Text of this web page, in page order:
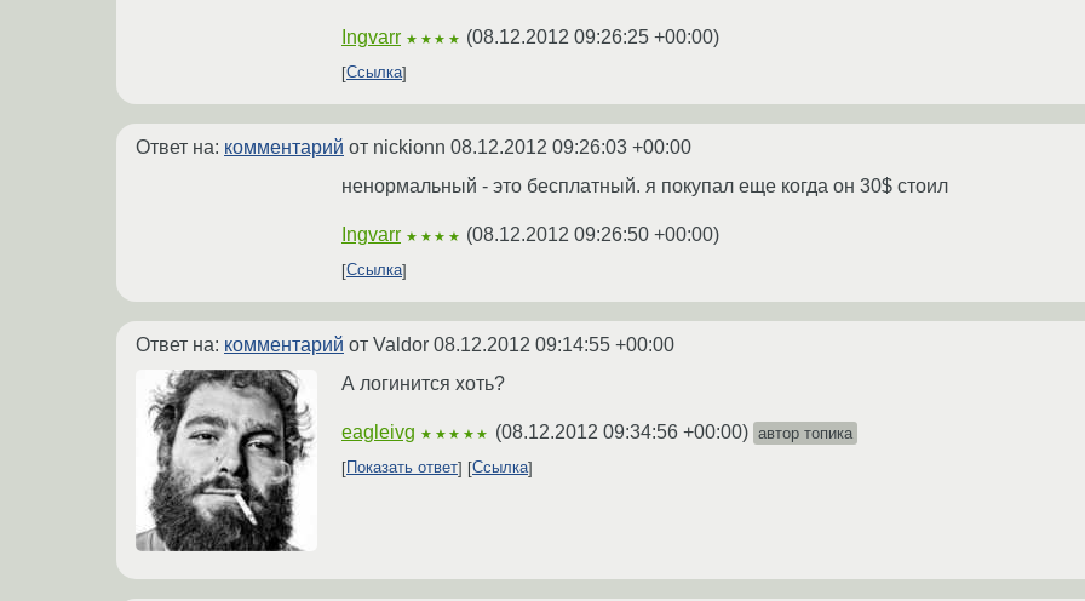
Ingvarr ★★★★ (08.12.2012 09:26:25 +00:00)
Ссылка
Ответ на: комментарий от nickionn 08.12.2012 09:26:03 +00:00
ненормальный - это бесплатный. я покупал еще когда он 30$ стоил
Ingvarr ★★★★ (08.12.2012 09:26:50 +00:00)
Ссылка
Ответ на: комментарий от Valdor 08.12.2012 09:14:55 +00:00
А логинится хоть?
eagleivg ★★★★★ (08.12.2012 09:34:56 +00:00) автор топика
Показать ответ
Ссылка